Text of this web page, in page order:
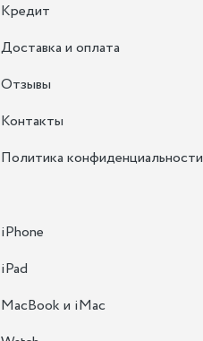
Кредит
Доставка и оплата
Отзывы
Контакты
Политика конфиденциальности
iPhone
iPad
MacBook и iMac